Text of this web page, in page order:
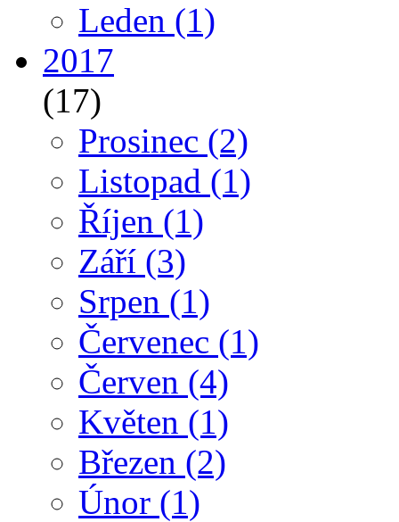
Leden (1)
2017
(17)
Prosinec (2)
Listopad (1)
Říjen (1)
Září (3)
Srpen (1)
Červenec (1)
Červen (4)
Květen (1)
Březen (2)
Únor (1)